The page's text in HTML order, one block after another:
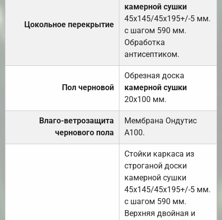
Цокольное перекрытие
камерной сушки
45х145/45х195+/-5 мм.
с шагом 590 мм.
Обработка
антисептиком.
Пол черновой
Обрезная доска
камерной сушки
20х100 мм.
Влаго-ветрозащита
чернового пола
Мембрана Ондутис
А100.
Стойки каркаса из
строганой доски
камерной сушки
45х145/45х195+/-5 мм.
с шагом 590 мм.
Верхняя двойная и